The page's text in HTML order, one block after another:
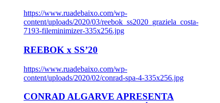
https://www.ruadebaixo.com/wp-
content/uploads/2020/03/reebok_ss2020_graziela_costa-
7193-fileminimizer-335x256.jpg
REEBOK x SS’20
https://www.ruadebaixo.com/wp-
content/uploads/2020/02/conrad-spa-4-335x256.jpg
CONRAD ALGARVE APRESENTA